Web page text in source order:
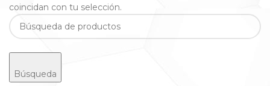
coincidan con tu selección.
Búsqueda